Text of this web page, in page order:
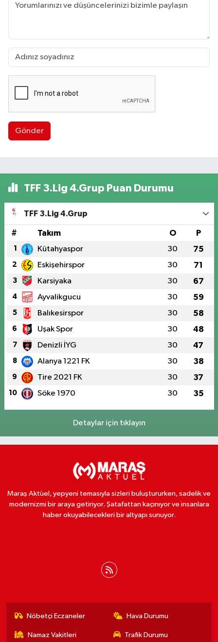
Gönder
TFF 3.Lig 4.Grup Puan Durumu
TFF 3.Lig 4.Grup
# Takım O P
1 Kütahyaspor 30 75
2 Eskişehirspor 30 71
3 Karsiyaka 30 67
4 Ayvalikgucu 30 59
5 Balıkesirspor 30 58
6 Uşak Spor 30 48
7 Denizli İYG 30 47
8 Alanya 1221 FK 30 38
9 Tire 2021 FK 30 37
10 Söke 1970 30 35
Detaylar için tıklayın
Maraş Aktüel, yepyeni temasıyla sizleri buluştururken, sadelik ve
modernizmi bir araya getiriyor. Şatafattan kaçınıyor ve insanlara
haber okuyabilecekleri bir altyapı sunuyor.
Nöbetçi Eczaneler Hava Durumu
Namaz Vakitleri Trafik Durumu